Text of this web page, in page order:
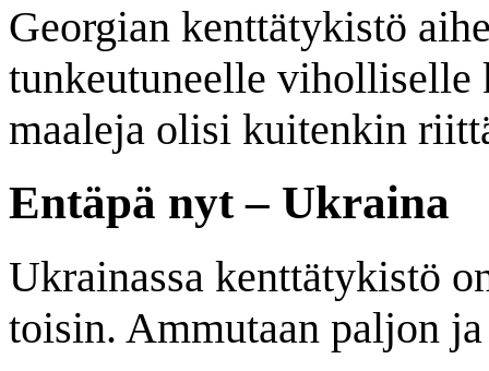
Georgian kenttätykistö
tunkeutuneelle
maaleja olisi kuitenkin
Entäpä nyt – Ukraina
Ukrainassa kenttätykistö
toisin. Ammutaan paljon